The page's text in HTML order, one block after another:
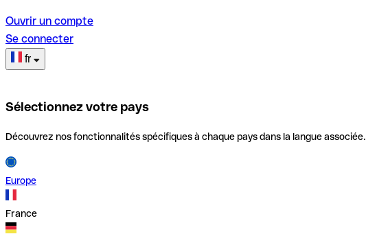
Ouvrir un compte
Se connecter
fr
Sélectionnez votre pays
Découvrez nos fonctionnalités spécifiques à chaque pays dans la langue associée.
Europe
France